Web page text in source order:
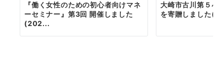
『働く女性のための初心者向けマネ
ーセミナー』第3回 開催しました
(202...
大崎市古川第５
を寄贈しました